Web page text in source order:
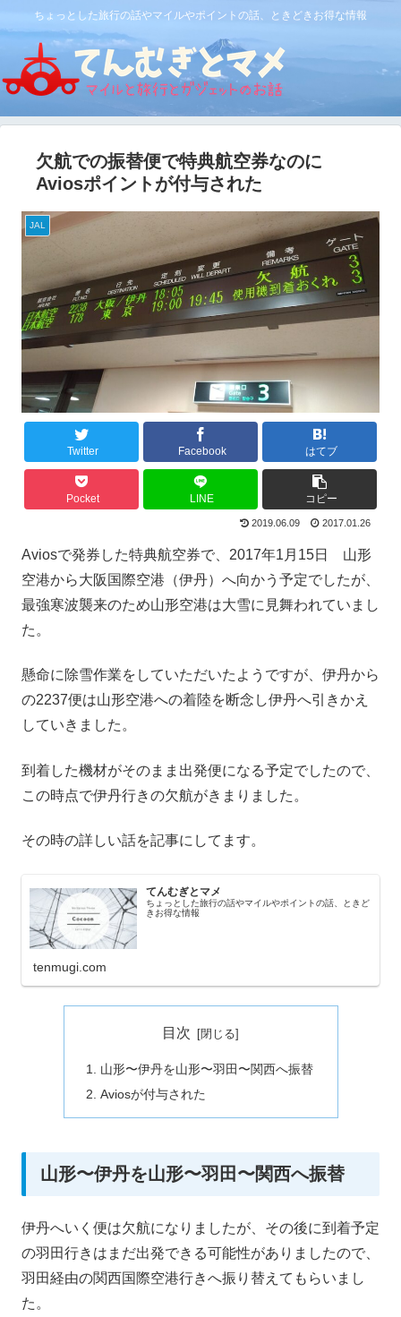
ちょっとした旅行の話やマイルやポイントの話、ときどきお得な情報
欠航での振替便で特典航空券なのに
Aviosポイントが付与された
JAL
Twitter Facebook はてブ
Pocket LINE コピー
2019.06.09 2017.01.26
Aviosで発券した特典航空券で、2017年1月15日 山形
空港から大阪国際空港（伊丹）へ向かう予定でしたが、
最強寒波襲来のため山形空港は大雪に見舞われていまし
た。
懸命に除雪作業をしていただいたようですが、伊丹から
の2237便は山形空港への着陸を断念し伊丹へ引きかえ
していきました。
到着した機材がそのまま出発便になる予定でしたので、
この時点で伊丹行きの欠航がきまりました。
その時の詳しい話を記事にしてます。
てんむぎとマメ
ちょっとした旅行の話やマイルやポイントの話、ときど
きお得な情報
tenmugi.com
目次
山形〜伊丹を山形〜羽田〜関西へ振替
Aviosが付与された
山形〜伊丹を山形〜羽田〜関西へ振替
伊丹へいく便は欠航になりましたが、その後に到着予定
の羽田行きはまだ出発できる可能性がありましたので、
羽田経由の関西国際空港行きへ振り替えてもらいまし
た。